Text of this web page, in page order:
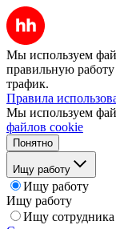
Мы используем
правильную работу
трафик.
Правила
Мы используем
файлов cookie
Понятно
Ищу работу
Ищу работу
Ищу работу
Ищу сотрудника